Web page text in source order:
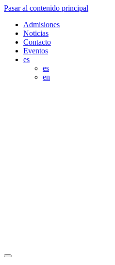
Pasar al contenido principal
Admisiones
Noticias
Contacto
Eventos
es
es
en